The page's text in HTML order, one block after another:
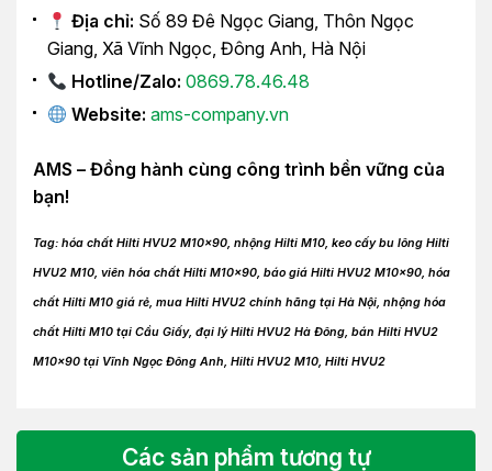
Địa chỉ: Số 89 Đê Ngọc Giang, Thôn Ngọc
Giang, Xã Vĩnh Ngọc, Đông Anh, Hà Nội
Hotline/Zalo: 0869.78.46.48
Website: ams-company.vn
AMS – Đồng hành cùng công trình bền vững của
bạn!
Tag: hóa chất Hilti HVU2 M10x90, nhộng Hilti M10, keo cấy bu lông Hilti
HVU2 M10, viên hóa chất Hilti M10x90, báo giá Hilti HVU2 M10x90, hóa
chất Hilti M10 giá rẻ, mua Hilti HVU2 chính hãng tại Hà Nội, nhộng hóa
chất Hilti M10 tại Cầu Giấy, đại lý Hilti HVU2 Hà Đông, bán Hilti HVU2
M10x90 tại Vĩnh Ngọc Đông Anh, Hilti HVU2 M10, Hilti HVU2
Các sản phẩm tương tự